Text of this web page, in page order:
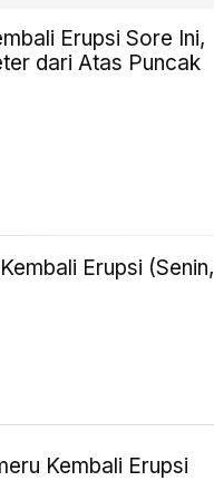
Erupsi Sore Ini,
dari Atas Puncak
Erupsi (Senin,
Kembali Erupsi